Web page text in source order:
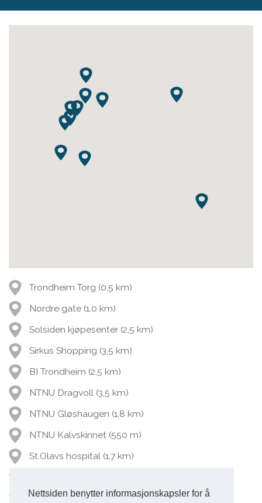
Nettsiden benytter informasjonskapsler for å
Trondheim Torg (0,5 km)
Nordre gate (1,0 km)
Solsiden kjøpesenter (2,5 km)
Sirkus Shopping (3,5 km)
BI Trondheim (2,5 km)
NTNU Dragvoll (3,5 km)
NTNU Gløshaugen (1,8 km)
NTNU Kalvskinnet (550 m)
St.Olavs hospital (1,7 km)
Bussterminaler Munkegata (350 m)